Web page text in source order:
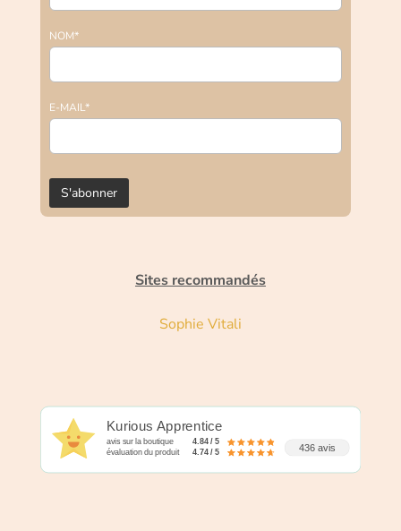
NOM*
E-MAIL*
Sites recommandés
Sophie Vitali
Kurious Apprentice
avis sur la boutique 4.84 / 5
évaluation du produit 4.74 / 5 436 avis